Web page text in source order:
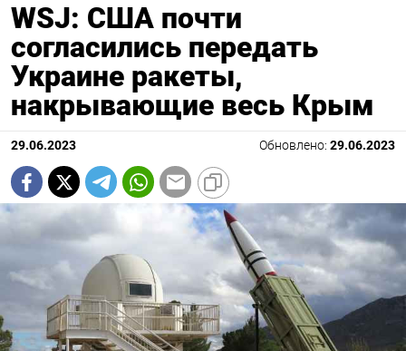
WSJ: США почти
согласились передать
Украине ракеты,
накрывающие весь Крым
29.06.2023 Обновлено: 29.06.2023